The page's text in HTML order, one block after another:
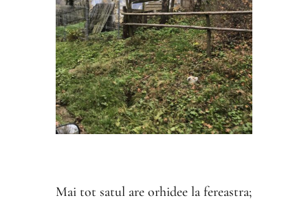
Mai tot satul are orhidee la fereastra;